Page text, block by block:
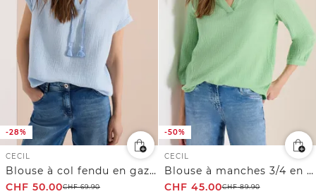
-28%
CECIL
Blouse à col fendu en gaze de coton
CHF 50.00CHF69.90
-50%
CECIL
Blouse à manches 3/4 en gaze de coton
CHF 45.00CHF89.90